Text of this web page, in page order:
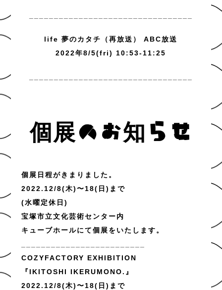
life 夢のカタチ（再放送） ABC放送
2022年8/5(fri) 10:53-11:25
個展のお知らせ
個展日程がきまりました。
2022.12/8(木)〜18(日)まで
(水曜定休日)
宝塚市立文化芸術センター内
キューブホールにて個展をいたします。
COZYFACTORY EXHIBITION
『IKITOSHI IKERUMONO.』
2022.12/8(木)〜18(日)まで